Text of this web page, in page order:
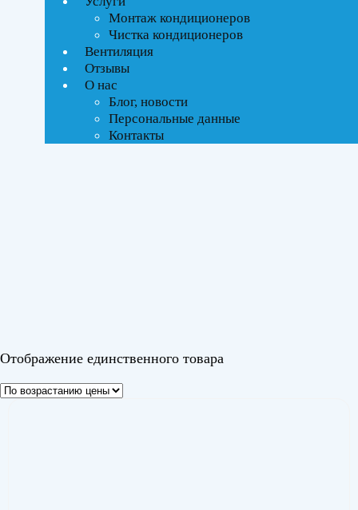
Монтаж кондиционеров
Чистка кондиционеров
Вентиляция
Отзывы
О нас
Блог, новости
Персональные данные
Контакты
On-Off стандартное
Electrolux(1)
Отображение единственного товара